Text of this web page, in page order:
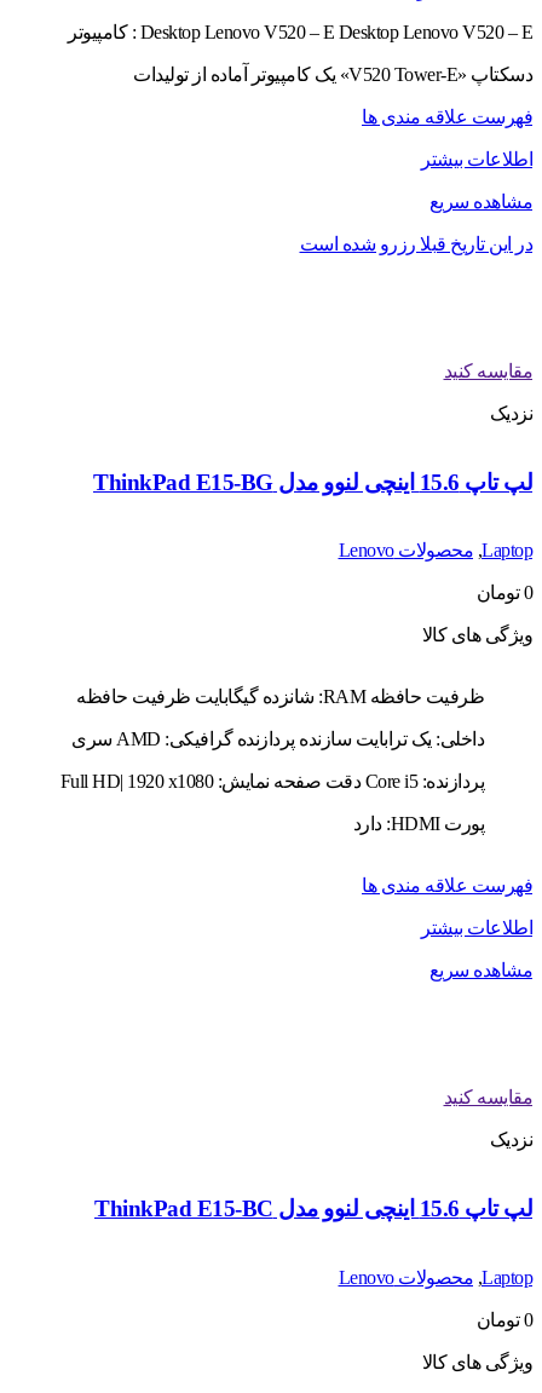
Desktop Lenovo V520 – E Desktop Lenovo V520 – E : کامپیوتر
دسکتاپ «V520 Tower-E» یک کامپیوتر آماده از تولیدات
فهرست علاقه مندی ها
اطلاعات بیشتر
مشاهده سریع
در این تاریخ قبلا رزرو شده است
مقایسه کنید
نزدیک
لپ تاپ 15.6 اینچی لنوو مدل ThinkPad E15-BG
Laptop
, محصولات Lenovo
0 تومان
ویژگی های کالا
ظرفیت حافظه RAM: شانزده گیگابایت ظرفیت حافظه
داخلی: یک ترابایت سازنده پردازنده گرافیکی: AMD سری
پردازنده: Core i5 دقت صفحه نمایش: Full HD| 1920 x1080
پورت HDMI: دارد
فهرست علاقه مندی ها
اطلاعات بیشتر
مشاهده سریع
مقایسه کنید
نزدیک
لپ تاپ 15.6 اینچی لنوو مدل ThinkPad E15-BC
Laptop
, محصولات Lenovo
0 تومان
ویژگی های کالا